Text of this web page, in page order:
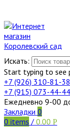
Искать:
Start typing to see
+7 (926) 310-81-38
+7 (915) 073-44-44
Ежедневно 9-00
Закладки 0
0 items / 0.00 Р